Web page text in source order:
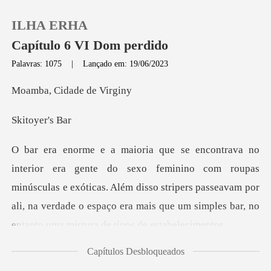
Loja
ILHA ERHA
Capítulo 6 VI Dom perdido
Palavras: 1075 |Lançado em: 19/06/2023
Cidade d
oyer
com roupas
minúsculas e exóticas. Além disso stripers passeavam por
ali, na verdade o
magro sentado n
Capítulos Desbloqueados